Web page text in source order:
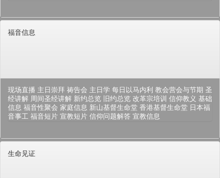
福音信息
现场直播 主日崇拜 祷告会 主日学 每日以马内利 教会营会与节期 圣
经讲解 周间圣经讲解 新约总览 旧约总览 改革宗培训 信仰教义 基础
信息 福音性聚会 家庭信息 新山基督生命堂 香港基督生命堂 日本福
音事工 福音短片 宣教短片 信仰问题解答 宣教信息
生命见证